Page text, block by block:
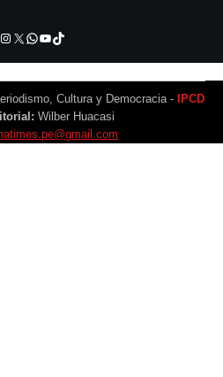
Instagram
X WhatsApp
YouTube
TikTok
Cultura y Democracia -
IPCD
Wilber Huacasi